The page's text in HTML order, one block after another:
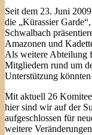
Seit dem 23. Juni
die „Kürassier
Schwalbach
Amazonen und
Als weitere Abteilung
Mitgliedern rund um
Unterstützung
Mit aktuell 26
hier sind wir auf der
aufgeschlossen für
weitere